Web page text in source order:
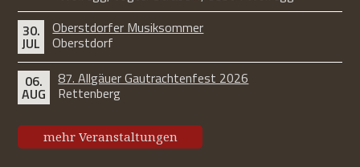
30.
JUL
Oberstdorfer Musiksommer
Oberstdorf
06.
AUG
87. Allgäuer Gautrachtenfest 2026
Rettenberg
mehr Veranstaltungen